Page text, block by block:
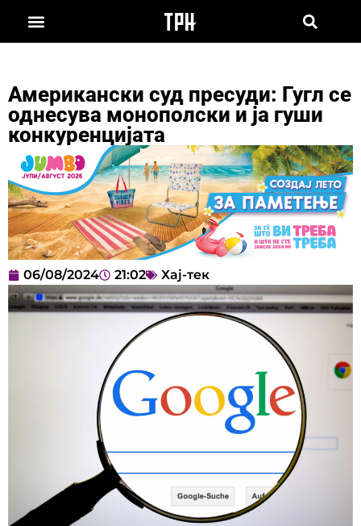
Американски суд пресуди: Гугл се
однесува монополски и ја гуши
конкуренцијата
06/08/2024 21:02 Хај-тек